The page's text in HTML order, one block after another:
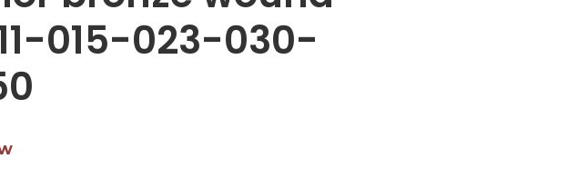
015-023-030-